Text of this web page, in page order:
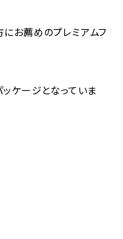
お薦めのプレミアムフ
ケージとなっていま